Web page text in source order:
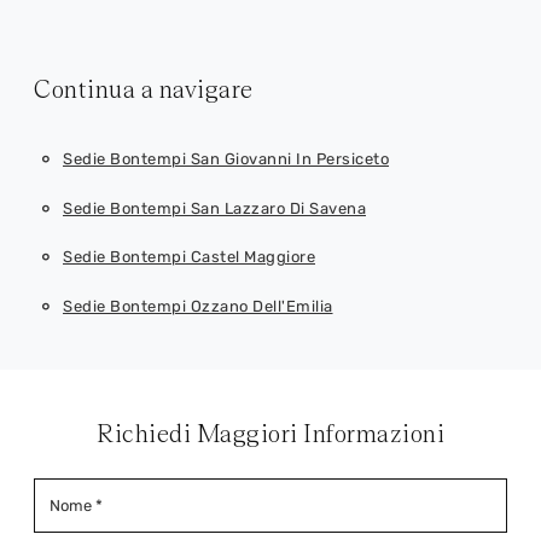
Continua a navigare
Sedie Bontempi San Giovanni In Persiceto
Sedie Bontempi San Lazzaro Di Savena
Sedie Bontempi Castel Maggiore
Sedie Bontempi Ozzano Dell'Emilia
Richiedi Maggiori Informazioni